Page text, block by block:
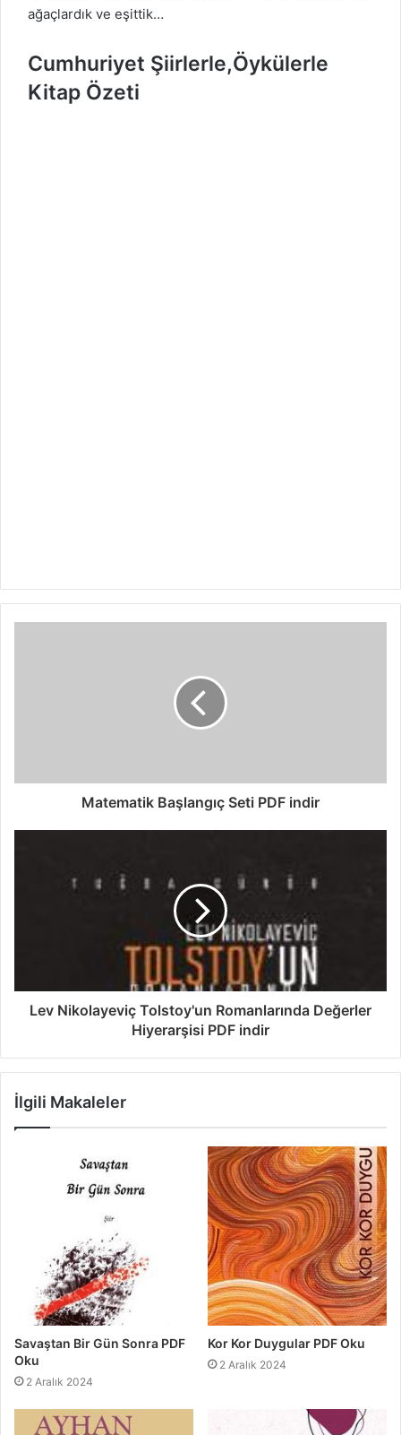
ağaçlardık ve eşittik…
Cumhuriyet Şiirlerle,Öykülerle
Kitap Özeti
Matematik Başlangıç Seti PDF indir
Lev Nikolayeviç Tolstoy'un Romanlarında Değerler
Hiyerarşisi PDF indir
İlgili Makaleler
Savaştan Bir Gün Sonra PDF
Oku
2 Aralık 2024
Kor Kor Duygular PDF Oku
2 Aralık 2024